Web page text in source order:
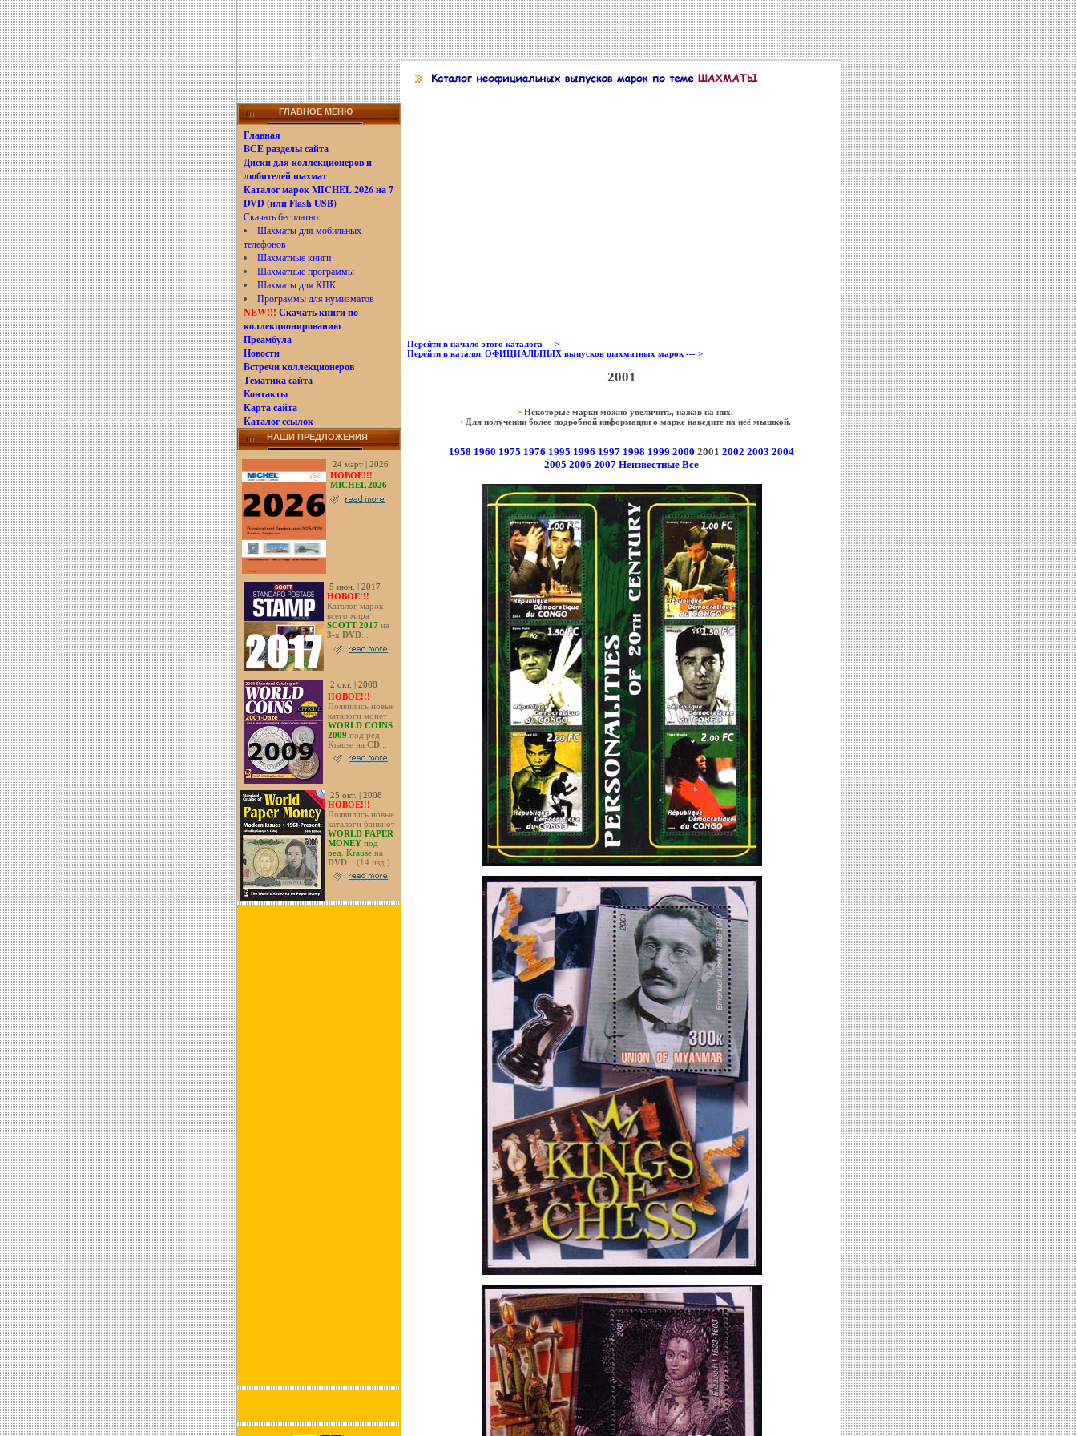
ГЛАВНОЕ МЕНЮ
Главная
ВСЕ разделы сайта
Диски для коллекционеров и
любителей шахмат
Каталог марок MICHEL 2026 на 7
DVD (или Flash USB)
Скачать бесплатно:
Шахматы для мобильных
телефонов
Шахматные книги
Шахматные программы
Шахматы для КПК
Программы для нумизматов
NEW!!! Скачать книги по
коллекционированию
Преамбула
Новости
Встречи коллекционеров
Тематика сайта
Контакты
Карта сайта
Каталог ссылок
НАШИ ПРЕДЛОЖЕНИЯ
24 март | 2026
НОВОЕ!!!
MICHEL 2026
5 июн. | 2017
НОВОЕ!!!
Каталог марок
всего мира
SCOTT 2017на
3-х DVD...
2 окт. | 2008
НОВОЕ!!!
Появились новые
каталоги монет
WORLD COINS
2009 под ред.
Krause наCD
25 окт. | 2008
НОВОЕ!!!
Появились новые
каталоги банкнот
WORLD PAPER
MONEYпод
ред. Krauseна
DVD... (14 изд.)
Перейти в начало этого каталога --->
Перейти в каталог ОФИЦИАЛЬНЫХ выпусков шахматных марок --- >
2001
•Некоторые марки можно увеличить, нажав на них.
• Для получении более подробной информации о марке наведите на неё мышкой.
1958 1960 1975 1976 1995 1996 1997 1998 1999 2000 2001 2002 2003 2004
2005 2006 2007 Неизвестные Всe